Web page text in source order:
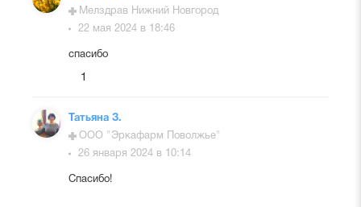
Мелздрав Нижний Новгород
22 мая 2024 в 18:46
спасибо
1
Татьяна З.
ООО "Эркафарм Поволжье"
26 января 2024 в 10:14
Спасибо!